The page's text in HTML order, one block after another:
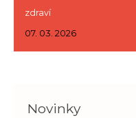
zdraví
07. 03. 2026
Novinky